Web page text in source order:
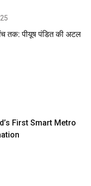
तक: पीयूष पंडित की अटल
First Smart Metro